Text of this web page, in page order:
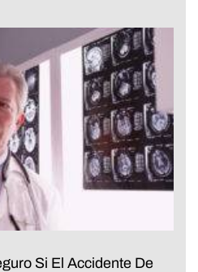
Si El Accidente De